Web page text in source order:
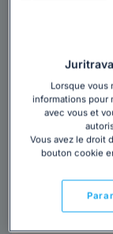
Lorsque vous
informations pour
avec vous et
Vous avez le droit
bouton cookie